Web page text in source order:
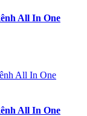
All In One
All In One